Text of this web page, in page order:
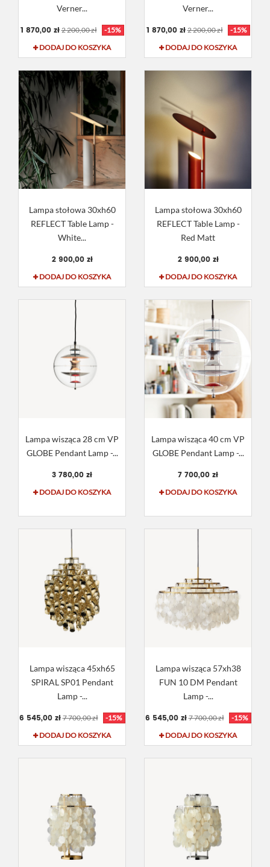
Verner...
1 870,00 zł 2 200,00 zł
-15%
DODAJ DO KOSZYKA
Verner...
1 870,00 zł 2 200,00 zł
-15%
DODAJ DO KOSZYKA
Lampa stołowa 30xh60
REFLECT Table Lamp -
White...
2 900,00 zł
DODAJ DO KOSZYKA
Lampa stołowa 30xh60
REFLECT Table Lamp -
Red Matt
2 900,00 zł
DODAJ DO KOSZYKA
Lampa wisząca 28 cm VP
GLOBE Pendant Lamp -...
3 780,00 zł
DODAJ DO KOSZYKA
Lampa wisząca 40 cm VP
GLOBE Pendant Lamp -...
7 700,00 zł
DODAJ DO KOSZYKA
Lampa wisząca 45xh65
SPIRAL SP01 Pendant
Lamp -...
6 545,00 zł 7 700,00 zł
-15%
DODAJ DO KOSZYKA
Lampa wisząca 57xh38
FUN 10 DM Pendant
Lamp -...
6 545,00 zł 7 700,00 zł
-15%
DODAJ DO KOSZYKA